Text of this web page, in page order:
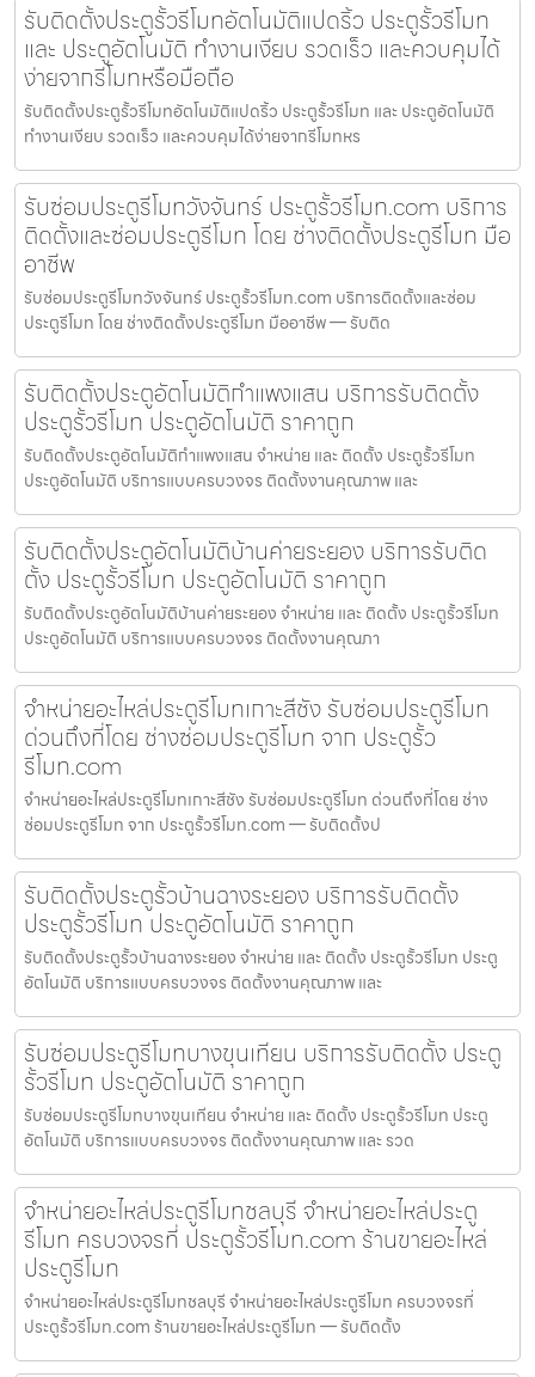
รับติดตั้งประตูรั้วรีโมทอัตโนมัติแปดริ้ว ประตูรั้วรีโมท
และ ประตูอัตโนมัติ ทำงานเงียบ รวดเร็ว และควบคุมได้
ง่ายจากรีโมทหรือมือถือ
รับติดตั้งประตูรั้วรีโมทอัตโนมัติแปดริ้ว ประตูรั้วรีโมท และ ประตูอัตโนมัติ
ทำงานเงียบ รวดเร็ว และควบคุมได้ง่ายจากรีโมทหร
รับซ่อมประตูรีโมทวังจันทร์ ประตูรั้วรีโมท.com บริการ
ติดตั้งและซ่อมประตูรีโมท โดย ช่างติดตั้งประตูรีโมท มือ
อาชีพ
รับซ่อมประตูรีโมทวังจันทร์ ประตูรั้วรีโมท.com บริการติดตั้งและซ่อม
ประตูรีโมท โดย ช่างติดตั้งประตูรีโมท มืออาชีพ — รับติด
รับติดตั้งประตูอัตโนมัติกำแพงแสน บริการรับติดตั้ง
ประตูรั้วรีโมท ประตูอัตโนมัติ ราคาถูก
รับติดตั้งประตูอัตโนมัติกำแพงแสน จำหน่าย และ ติดตั้ง ประตูรั้วรีโมท
ประตูอัตโนมัติ บริการแบบครบวงจร ติดตั้งงานคุณภาพ และ
รับติดตั้งประตูอัตโนมัติบ้านค่ายระยอง บริการรับติด
ตั้ง ประตูรั้วรีโมท ประตูอัตโนมัติ ราคาถูก
รับติดตั้งประตูอัตโนมัติบ้านค่ายระยอง จำหน่าย และ ติดตั้ง ประตูรั้วรีโมท
ประตูอัตโนมัติ บริการแบบครบวงจร ติดตั้งงานคุณภา
จำหน่ายอะไหล่ประตูรีโมทเกาะสีชัง รับซ่อมประตูรีโมท
ด่วนถึงที่โดย ช่างซ่อมประตูรีโมท จาก ประตูรั้ว
รีโมท.com
จำหน่ายอะไหล่ประตูรีโมทเกาะสีชัง รับซ่อมประตูรีโมท ด่วนถึงที่โดย ช่าง
ซ่อมประตูรีโมท จาก ประตูรั้วรีโมท.com — รับติดตั้งป
รับติดตั้งประตูรั้วบ้านฉางระยอง บริการรับติดตั้ง
ประตูรั้วรีโมท ประตูอัตโนมัติ ราคาถูก
รับติดตั้งประตูรั้วบ้านฉางระยอง จำหน่าย และ ติดตั้ง ประตูรั้วรีโมท ประตู
อัตโนมัติ บริการแบบครบวงจร ติดตั้งงานคุณภาพ และ
รับซ่อมประตูรีโมทบางขุนเทียน บริการรับติดตั้ง ประตู
รั้วรีโมท ประตูอัตโนมัติ ราคาถูก
รับซ่อมประตูรีโมทบางขุนเทียน จำหน่าย และ ติดตั้ง ประตูรั้วรีโมท ประตู
อัตโนมัติ บริการแบบครบวงจร ติดตั้งงานคุณภาพ และ รวด
จำหน่ายอะไหล่ประตูรีโมทชลบุรี จำหน่ายอะไหล่ประตู
รีโมท ครบวงจรที่ ประตูรั้วรีโมท.com ร้านขายอะไหล่
ประตูรีโมท
จำหน่ายอะไหล่ประตูรีโมทชลบุรี จำหน่ายอะไหล่ประตูรีโมท ครบวงจรที่
ประตูรั้วรีโมท.com ร้านขายอะไหล่ประตูรีโมท — รับติดตั้ง